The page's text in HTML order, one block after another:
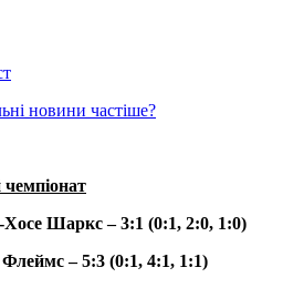
новини частіше?
Шаркс – 3:1 (0:1, 2:0, 1:0)
Флеймс – 5:3 (0:1, 4:1, 1:1)